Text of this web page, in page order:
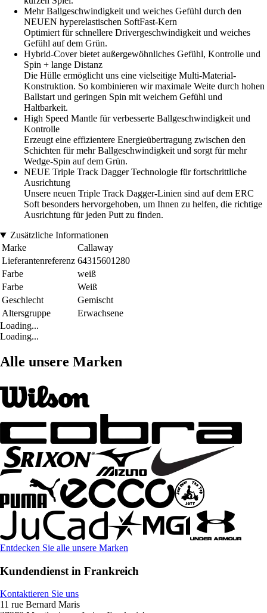
Mehr Ballgeschwindigkeit und weiches Gefühl durch den
NEUEN hyperelastischen SoftFast-Kern
Optimiert für schnellere Drivergeschwindigkeit und weiches
Gefühl auf dem Grün.
Hybrid-Cover bietet außergewöhnliches Gefühl, Kontrolle und
Spin + lange Distanz
Die Hülle ermöglicht uns eine vielseitige Multi-Material-
Konstruktion. So kombinieren wir maximale Weite durch hohen
Ballstart und geringen Spin mit weichem Gefühl und
Haltbarkeit.
High Speed Mantle für verbesserte Ballgeschwindigkeit und
Kontrolle
Erzeugt eine effizientere Energieübertragung zwischen den
Schichten für mehr Ballgeschwindigkeit und sorgt für mehr
Wedge-Spin auf dem Grün.
NEUE Triple Track Dagger Technologie für fortschrittliche
Ausrichtung
Unsere neuen Triple Track Dagger-Linien sind auf dem ERC
Soft besonders hervorgehoben, um Ihnen zu helfen, die richtige
Ausrichtung für jeden Putt zu finden.
Zusätzliche Informationen
Marke
Callaway
Lieferantenreferenz 64315601280
Farbe
weiß
Farbe
Weiß
Geschlecht
Gemischt
Altersgruppe
Erwachsene
Loading...
Loading...
Alle unsere Marken
Entdecken Sie alle unsere Marken
Kundendienst in Frankreich
Kontaktieren Sie uns
11 rue Bernard Maris